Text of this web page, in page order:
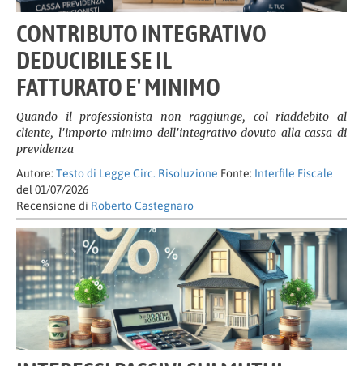
CONTRIBUTO INTEGRATIVO
DEDUCIBILE SE IL
FATTURATO E' MINIMO
Quando il professionista non raggiunge, col riaddebito al
cliente, l'importo minimo dell'integrativo dovuto alla cassa di
previdenza
Autore: Testo di Legge Circ. Risoluzione Fonte: Interfile Fiscale
del 01/07/2026
Recensione di Roberto Castegnaro